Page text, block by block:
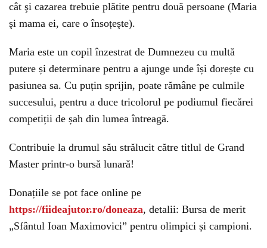
cât şi cazarea trebuie plătite pentru două persoane (Maria
şi mama ei, care o însoțeşte).
Maria este un copil înzestrat de Dumnezeu cu multă
putere și determinare pentru a ajunge unde își dorește cu
pasiunea sa. Cu puțin sprijin, poate rămâne pe culmile
succesului, pentru a duce tricolorul pe podiumul fiecărei
competiții de șah din lumea întreagă.
Contribuie la drumul său strălucit către titlul de Grand
Master printr-o bursă lunară!
Donațiile se pot face online pe
https://fiideajutor.ro/doneaza, detalii: Bursa de merit
„Sfântul Ioan Maximovici” pentru olimpici și campioni.